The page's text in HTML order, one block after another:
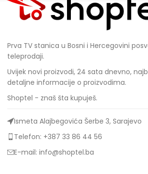
Prva TV stanica u Bosni i Hercegovini
teleprodaji.
Uvijek novi proizvodi, 24 sata dnevno,
detaljne informacije o proizvodima.
Shoptel - znaš šta kupuješ.
Ismeta Alajbegovića Šerbe 3, Sarajevo
Telefon: +387 33 86 44 56
E-mail: info@shoptel.ba